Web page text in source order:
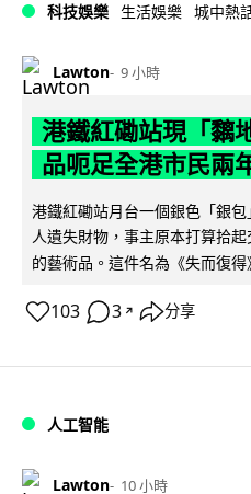
科技娛樂 生活娛樂 城中熱
Lawton 9 小時
港鐵紅磡站現「黐
品呃足全港市民兩
港鐵紅磡站月台一個銀色「銀
人遺失財物，事主原本打算拾
的藝術品。這件名為《失而復得
103 3 ↗ 分享
人工智能
Lawton 10 小時